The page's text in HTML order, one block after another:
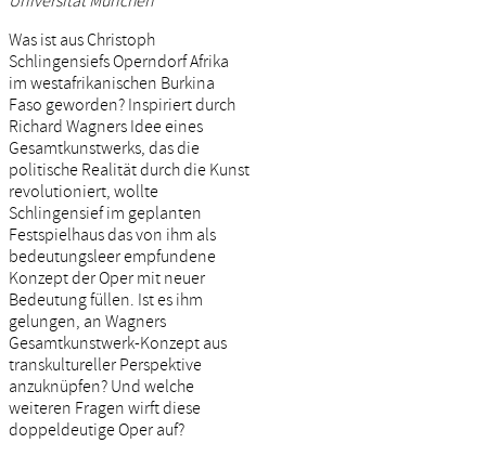
Was ist aus Christoph
Schlingensiefs Operndorf Afrika
im westafrikanischen Burkina
Faso geworden? Inspiriert durch
Richard Wagners Idee eines
Gesamtkunstwerks, das die
politische Realität durch die Kunst
revolutioniert, wollte
Schlingensief im geplanten
Festspielhaus das von ihm als
bedeutungsleer empfundene
Konzept der Oper mit neuer
Bedeutung füllen. Ist es ihm
gelungen, an Wagners
Gesamtkunstwerk-Konzept aus
transkultureller Perspektive
anzuknüpfen? Und welche
weiteren Fragen wirft diese
doppeldeutige Oper auf?